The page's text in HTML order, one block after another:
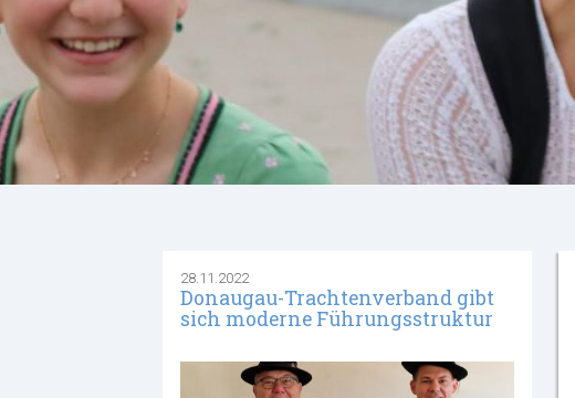
28.11.2022
Donaugau-Trachtenverband gibt
sich moderne Führungsstruktur